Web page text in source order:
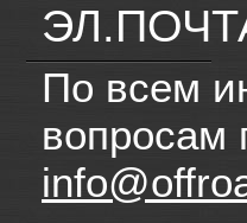
По всем
вопросам